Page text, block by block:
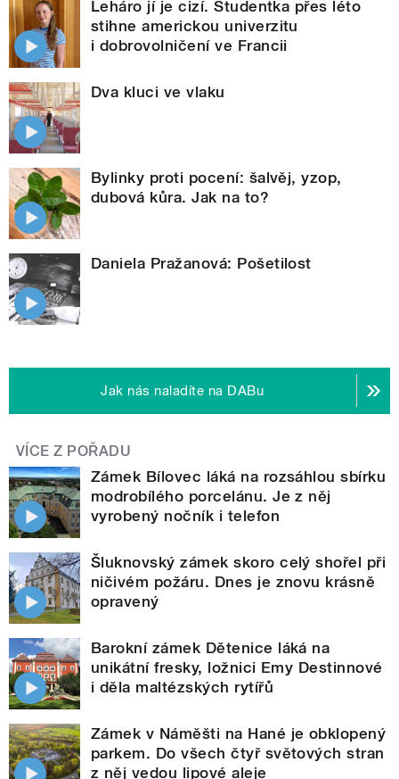
Leháro jí je cizí. Studentka přes léto
stihne americkou univerzitu
i dobrovolničení ve Francii
Dva kluci ve vlaku
Bylinky proti pocení: šalvěj, yzop,
dubová kůra. Jak na to?
Daniela Pražanová: Pošetilost
Jak nás naladíte na DABu
VÍCE Z POŘADU
Zámek Bílovec láká na rozsáhlou sbírku
modrobílého porcelánu. Je z něj
vyrobený nočník i telefon
Šluknovský zámek skoro celý shořel při
ničivém požáru. Dnes je znovu krásně
opravený
Barokní zámek Dětenice láká na
unikátní fresky, ložnici Emy Destinnové
i děla maltézských rytířů
Zámek v Náměšti na Hané je obklopený
parkem. Do všech čtyř světových stran
z něj vedou lipové aleje